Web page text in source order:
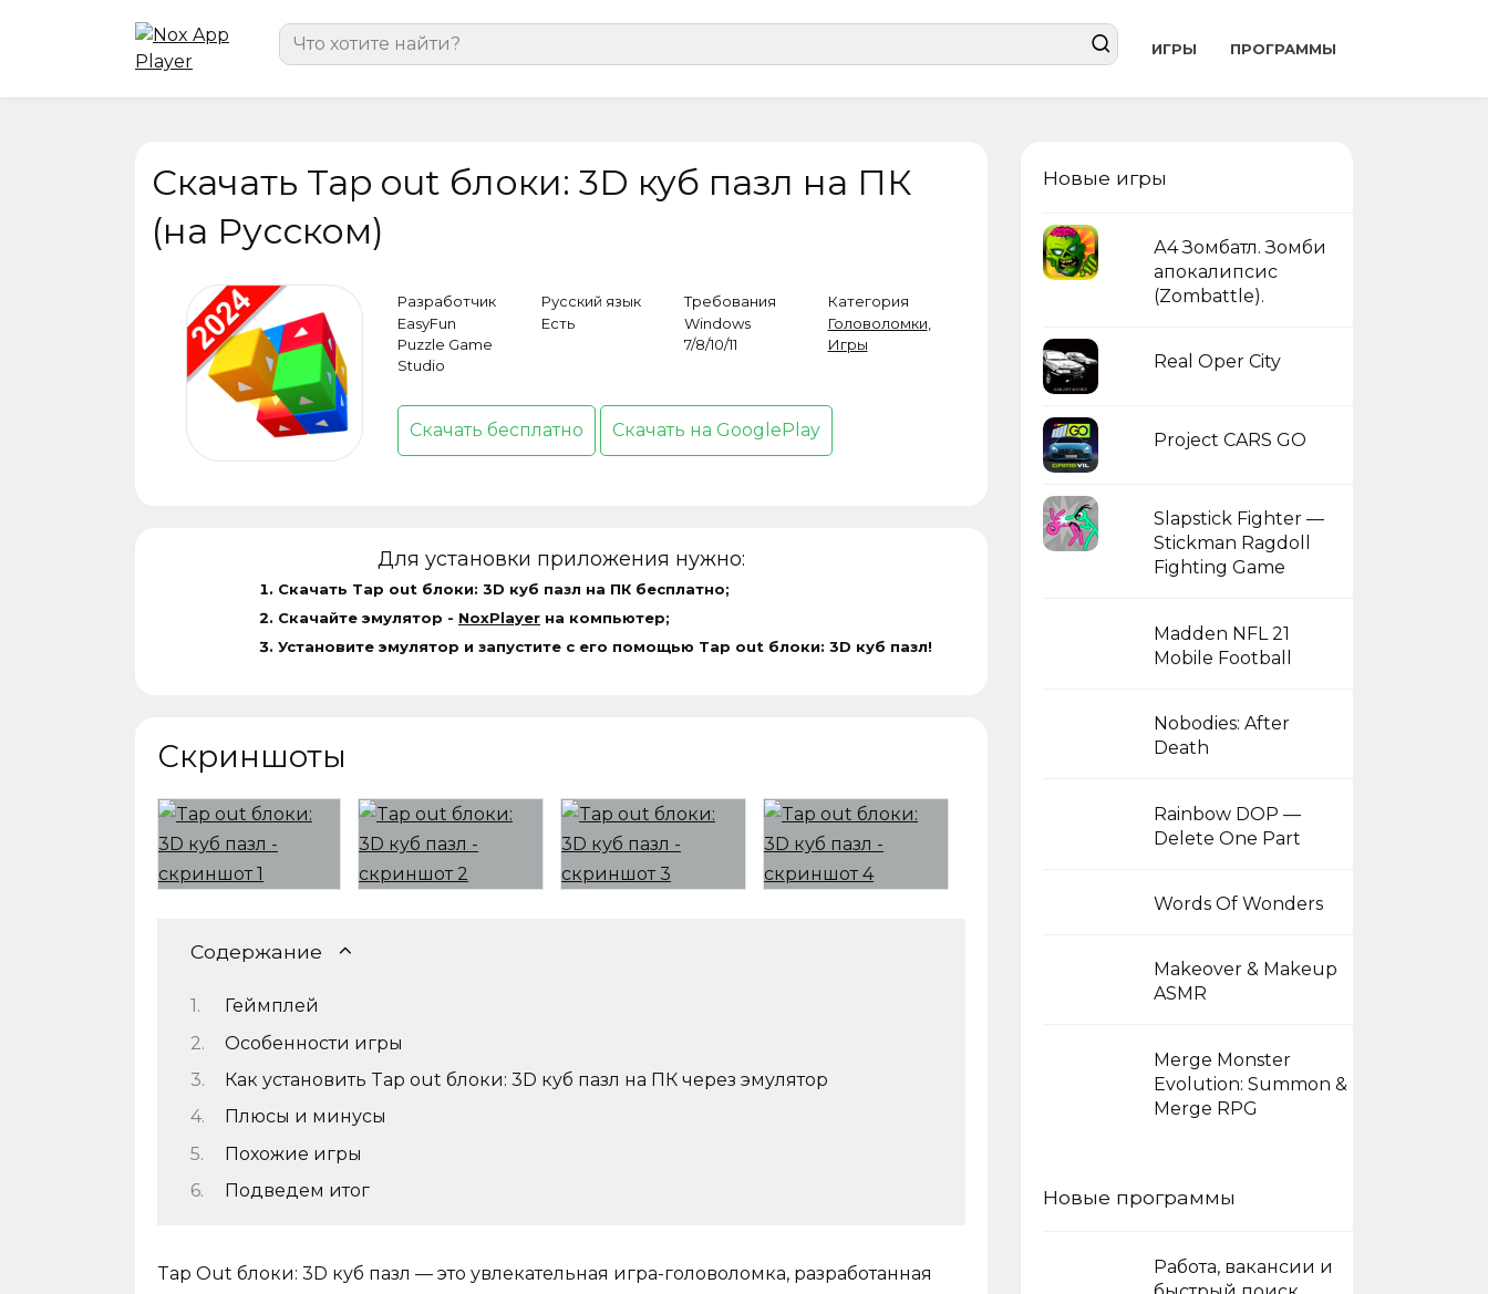
Search
for:
ИГРЫ ПРОГРАММЫ
Скачать Tap out блоки: 3D куб пазл на ПК
(на Русском)
Разработчик
EasyFun
Puzzle Game
Studio
Русский язык
Есть
Требования
Windows
7/8/10/11
Категория
Головоломки
Игры
Скачать бесплатно Скачать на GooglePlay
Для установки приложения нужно:
Скачать Tap out блоки: 3D куб пазл на ПК бесплатно;
Скачайте эмулятор - NoxPlayer на компьютер;
Установите эмулятор и запустите с его помощью Tap out блоки: 3D куб пазл!
Скриншоты
Содержание
Геймплей
Особенности игры
Как установить Tap out блоки: 3D куб пазл на ПК через эмулятор
Плюсы и минусы
Похожие игры
Подведем итог
Tap Out блоки: 3D куб пазл — это увлекательная игра-головоломка, разработанная
Новые игры
А4 Зомбатл. Зомби
апокалипсис
(Zombattle).
Real Oper City
Project CARS GO
Slapstick Fighter —
Stickman Ragdoll
Fighting Game
Madden NFL 21
Mobile Football
Nobodies: After
Death
Rainbow DOP —
Delete One Part
Words Of Wonders
Makeover & Makeup
ASMR
Merge Monster
Evolution: Summon &
Merge RPG
Новые программы
Работа, вакансии и